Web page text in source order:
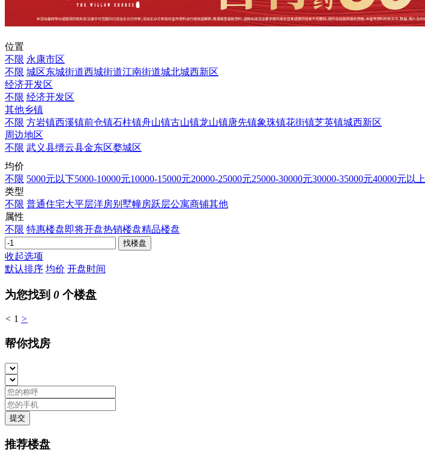
位置
不限 永康市区
不限 城区东城街道西城街道江南街道城北城西新区
经济开发区
不限 经济开发区
其他乡镇
不限 方岩镇西溪镇前仓镇石柱镇舟山镇古山镇龙山镇唐先镇象珠镇花街镇芝英镇城西新区
周边地区
不限 武义县缙云县金东区婺城区
均价
不限 5000元以下5000-10000元10000-15000元20000-25000元25000-30000元30000-35000元40000元以上
类型
不限 普通住宅大平层洋房别墅幢房跃层公寓商铺其他
属性
不限 特惠楼盘即将开盘热销楼盘精品楼盘
收起选项
默认排序 均价 开盘时间
为您找到 0 个楼盘
< 1 >
帮你找房
推荐楼盘